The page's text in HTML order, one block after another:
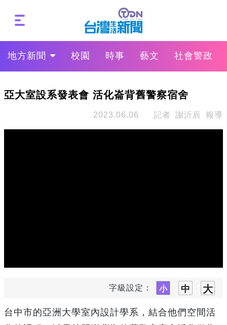
地方新聞 校園 時事 藝文 社會警政
亞大室設系發表會 活化崙背舊警察宿舍
2023.06.06 記者 謝沂辰 報導
字級設定：
台中市的亞洲大學室內設計學系，結合他們空間活